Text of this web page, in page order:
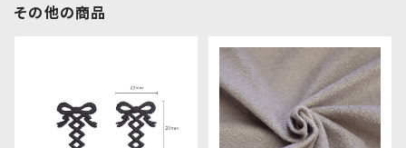
その他の商品